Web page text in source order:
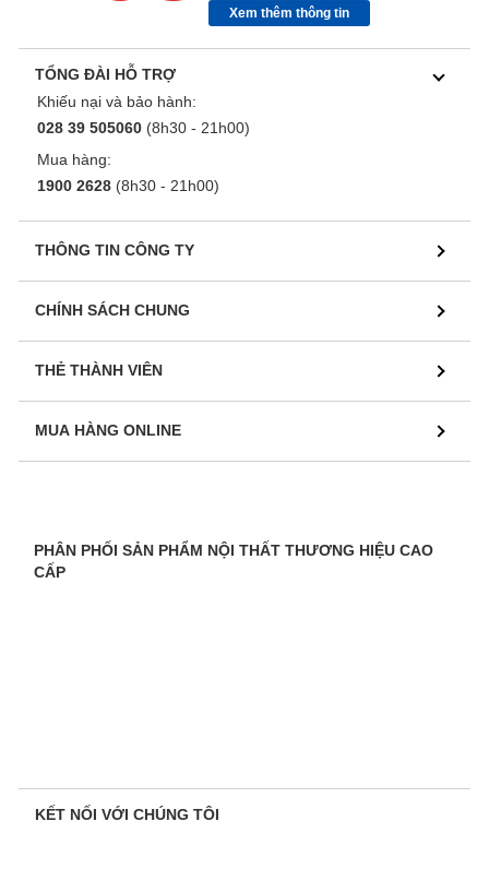
Xem thêm thông tin
TỔNG ĐÀI HỖ TRỢ
Khiếu nại và bảo hành:
028 39 505060 (8h30 - 21h00)
Mua hàng:
1900 2628 (8h30 - 21h00)
THÔNG TIN CÔNG TY
CHÍNH SÁCH CHUNG
THẺ THÀNH VIÊN
MUA HÀNG ONLINE
PHÂN PHỐI SẢN PHẨM NỘI THẤT THƯƠNG HIỆU CAO
CẤP
KẾT NỐI VỚI CHÚNG TÔI